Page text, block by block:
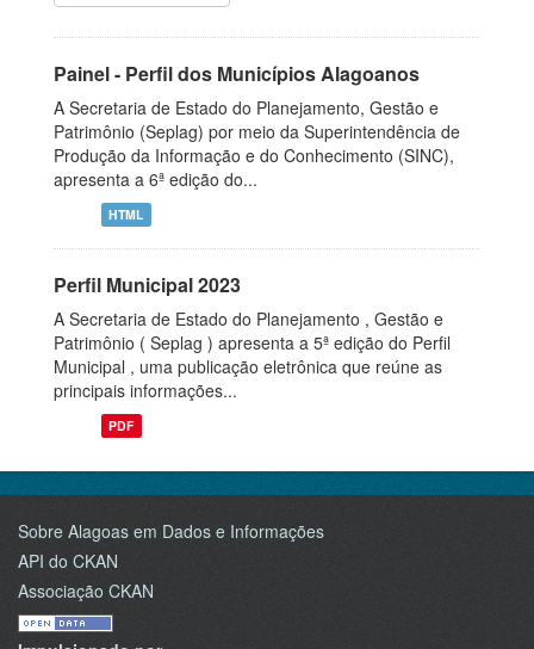
Painel - Perfil dos Municípios Alagoanos
A Secretaria de Estado do Planejamento, Gestão e
Patrimônio (Seplag) por meio da Superintendência de
Produção da Informação e do Conhecimento (SINC),
apresenta a 6ª edição do...
HTML
Perfil Municipal 2023
A Secretaria de Estado do Planejamento , Gestão e
Patrimônio ( Seplag ) apresenta a 5ª edição do Perfil
Municipal , uma publicação eletrônica que reúne as
principais informações...
PDF
Sobre Alagoas em Dados e Informações
API do CKAN
Associação CKAN